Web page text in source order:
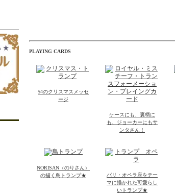
PLAYING CARDS
54のクリスマスメッセ
ージ
ケースにも、裏柄に
も、ジョーカーにもサ
ンタさん！
NORISAN（のりさん）
の描く鳥トランプ★
パリ・オペラ座をテー
マに描かれた可愛らし
いトランプ★